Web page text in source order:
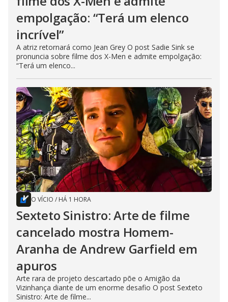
empolgação: “Terá um elenco
incrível”
A atriz retornará como Jean Grey O post Sadie Sink se
pronuncia sobre filme dos X-Men e admite empolgação:
“Terá um elenco...
O VÍCIO / HÁ 1 HORA
Sexteto Sinistro: Arte de filme
cancelado mostra Homem-
Aranha de Andrew Garfield em
apuros
Arte rara de projeto descartado põe o Amigão da
Vizinhança diante de um enorme desafio O post Sexteto
Sinistro: Arte de filme...